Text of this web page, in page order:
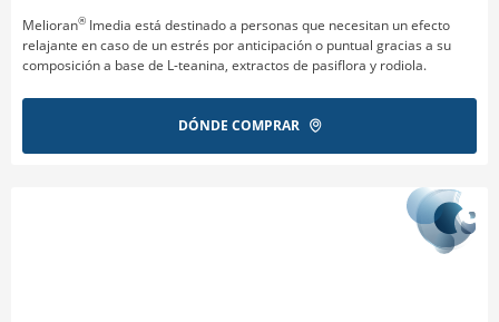
Melioran® Imedia está destinado a personas que necesitan un efecto
relajante en caso de un estrés por anticipación o puntual gracias a su
composición a base de L-teanina, extractos de pasiflora y rodiola.
DÓNDE COMPRAR